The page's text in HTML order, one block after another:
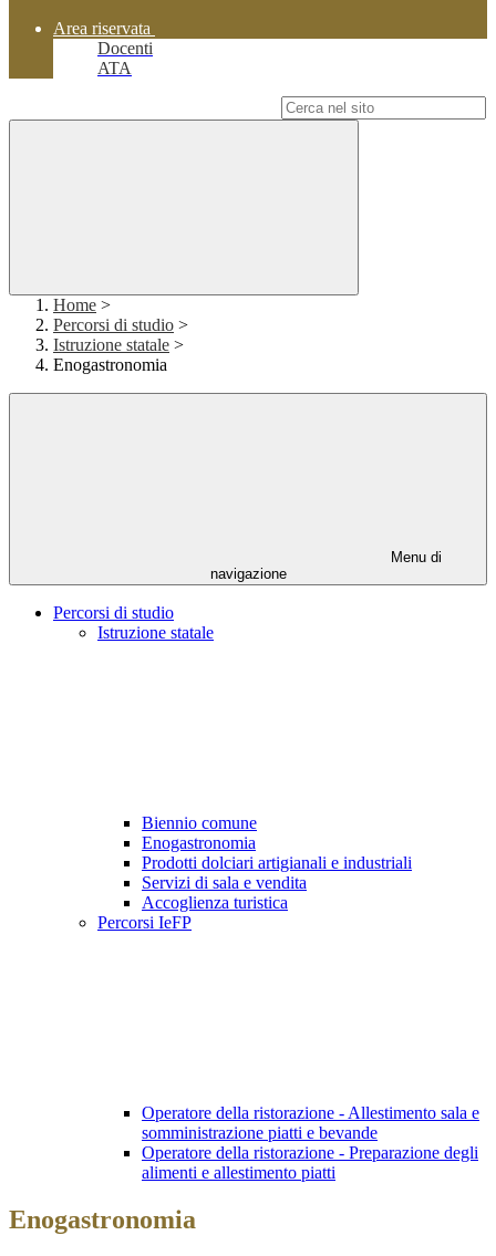
Area riservata
Docenti
ATA
Home >
Percorsi di studio >
Istruzione statale >
Enogastronomia
Menu di
navigazione
Percorsi di studio
Istruzione statale
Biennio comune
Enogastronomia
Prodotti dolciari artigianali e industriali
Servizi di sala e vendita
Accoglienza turistica
Percorsi IeFP
Operatore della ristorazione - Allestimento sala e
somministrazione piatti e bevande
Operatore della ristorazione - Preparazione degli
alimenti e allestimento piatti
Enogastronomia